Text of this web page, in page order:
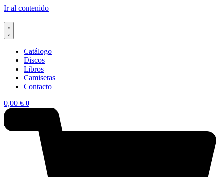
Ir al contenido
Catálogo
Discos
Libros
Camisetas
Contacto
0,00 € 0